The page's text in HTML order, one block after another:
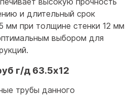
и длительный срок
мм при толщине стенки 12 мм
выбором для
г/д 63.5x12
трубы данного